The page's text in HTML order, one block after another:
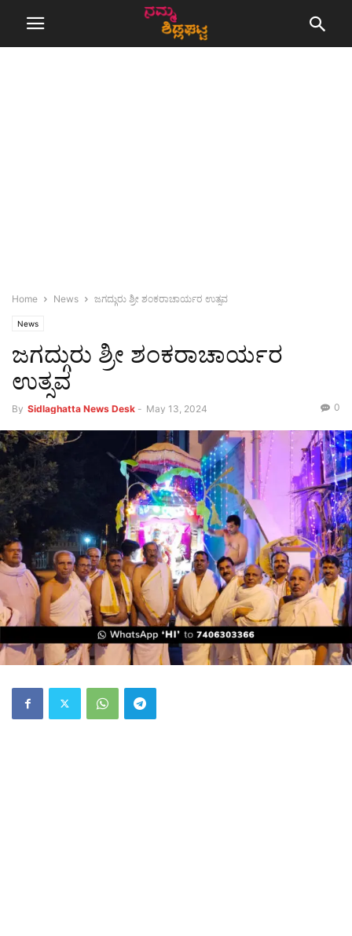
Home News ಜಗದ್ಗುರು ಶ್ರೀ ಶಂಕರಾಚಾರ್ಯರ ಉತ್ಸವ
News
ಜಗದ್ಗುರು ಶ್ರೀ ಶಂಕರಾಚಾರ್ಯರ
ಉತ್ಸವ
By Sidlaghatta News Desk - May 13, 2024 0